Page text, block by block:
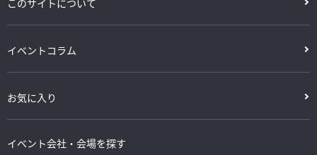
イベントコラム
お気に入り
イベント会社・会場を探す